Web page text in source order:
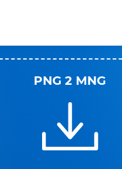
PNG 2 MNG